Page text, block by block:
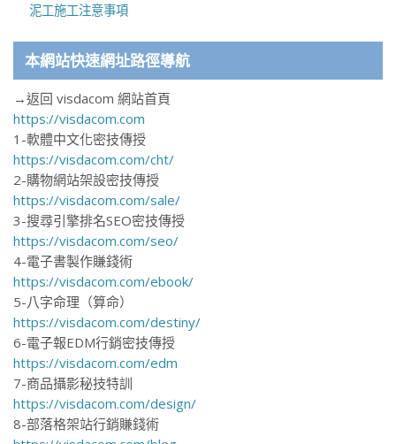
泥工施工注意事項
本網站快速網址路徑導航
→返回 visdacom 網站首頁
https://visdacom.com
1-軟體中文化密技傳授
https://visdacom.com/cht/
2-購物網站架設密技傳授
https://visdacom.com/sale/
3-搜尋引擎排名SEO密技傳授
https://visdacom.com/seo/
4-電子書製作賺錢術
https://visdacom.com/ebook/
5-八字命理（算命）
https://visdacom.com/destiny/
6-電子報EDM行銷密技傳授
https://visdacom.com/edm
7-商品攝影秘技特訓
https://visdacom.com/design/
8-部落格架站行銷賺錢術